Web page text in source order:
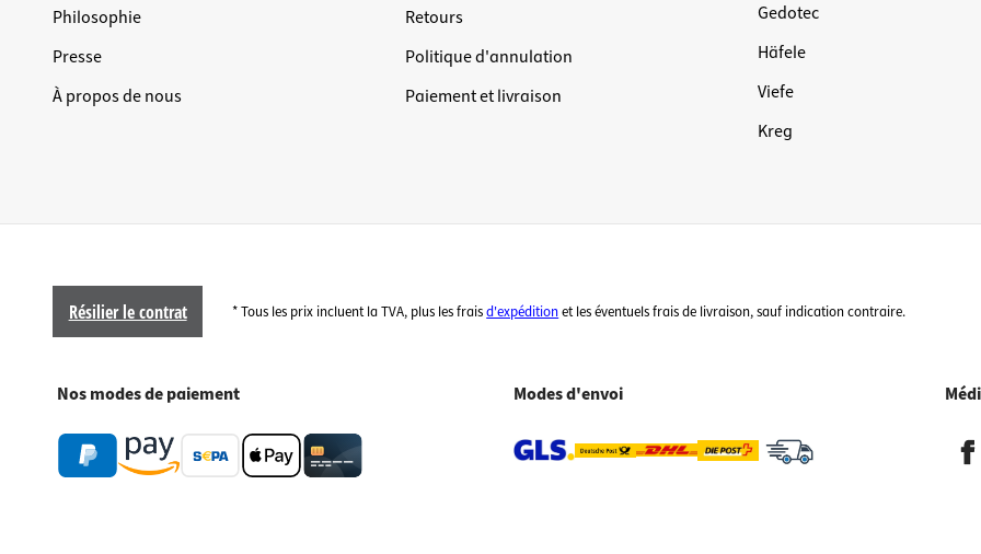
Philosophie
Presse
À propos de nous
Retours
Politique d'annulation
Paiement et livraison
Gedotec
Häfele
Viefe
Kreg
Résilier le contrat * Tous les prix incluent la TVA, plus les fraisd'expéditionet les éventuels frais de livraison, sauf indication contraire.
Nos modes de paiement Modes d'envoi